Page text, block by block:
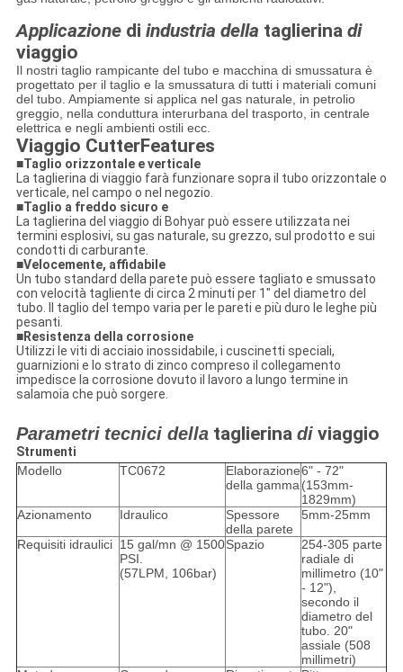
Applicazionedi industria della taglierina di
viaggio
Il nostri taglio rampicante del tubo e macchina di smussatura è
progettato per il taglio e la smussatura di tutti i materiali comuni
del tubo. Ampiamente si applica nel gas naturale, in petrolio
greggio, nella conduttura interurbana del trasporto, in centrale
elettrica e negli ambienti ostili ecc.
Viaggio CutterFeatures
■Taglio orizzontale e verticale
La taglierina di viaggio farà funzionare sopra il tubo orizzontale o
verticale, nel campo o nel negozio.
■Taglio a freddo sicuro e
La taglierina del viaggio di Bohyar può essere utilizzata nei
termini esplosivi, su gas naturale, su grezzo, sul prodotto e sui
condotti di carburante.
■Velocemente, affidabile
Un tubo standard della parete può essere tagliato e smussato
con velocità tagliente di circa 2 minuti per 1" del diametro del
tubo. Il taglio del tempo varia per le pareti e più duro le leghe più
pesanti.
■Resistenza della corrosione
Utilizzi le viti di acciaio inossidabile, i cuscinetti speciali,
guarnizioni e lo strato di zinco compreso il collegamento
impedisce la corrosione dovuto il lavoro a lungo termine in
salamoia che può sorgere.
Parametri tecnici dellataglierina diviaggio
Strumenti
Modello
TC0672
Elaborazione
della gamma
6" - 72"
(153mm-
1829mm)
Azionamento
Idraulico
Spessore
della parete
5mm-25mm
Requisiti idraulici 15 gal/mn @ 1500
PSI.
(57LPM, 106bar)
Spazio
254-305 parte
radiale di
millimetro (10"
- 12"),
secondo il
diametro del
tubo. 20"
assiale (508
millimetri)